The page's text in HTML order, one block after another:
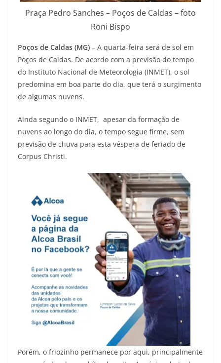
Praça Pedro Sanches – Poços de Caldas – foto
Roni Bispo
Poços de Caldas (MG) – A quarta-feira será de sol em
Poços de Caldas. De acordo com a previsão do tempo
do Instituto Nacional de Meteorologia (INMET), o sol
predomina em boa parte do dia, que terá o surgimento
de algumas nuvens.
Ainda segundo o INMET, apesar da formação de
nuvens ao longo do dia, o tempo segue firme, sem
previsão de chuva para esta véspera de feriado de
Corpus Christi.
Porém, o friozinho permanece por aqui, principalmente